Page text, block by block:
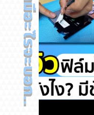
แอดมีอะไรจะบอก..